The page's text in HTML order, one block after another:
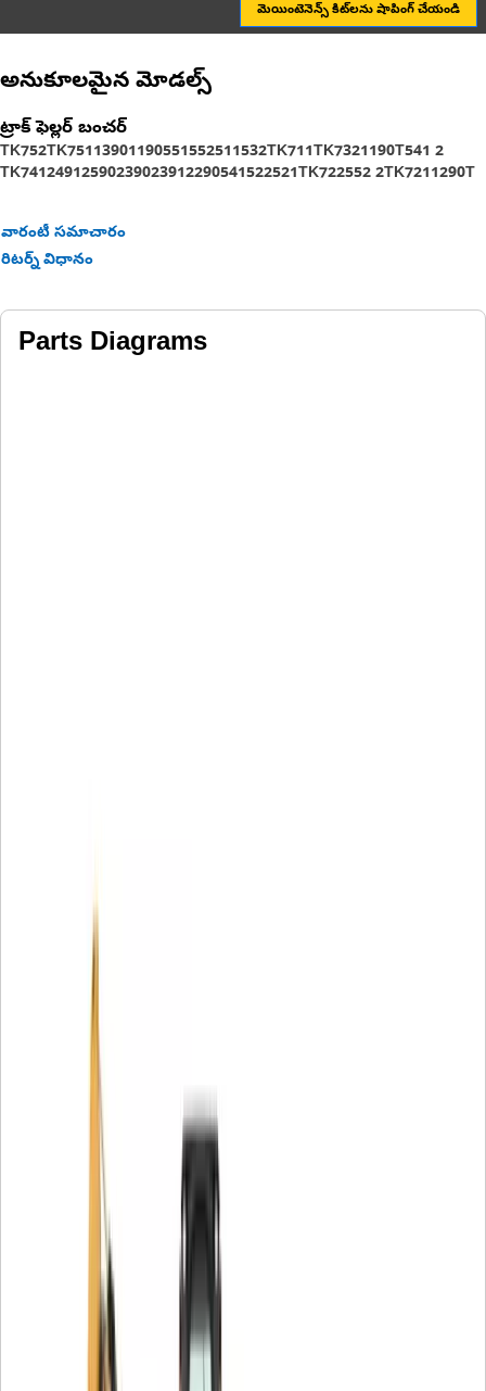
మెయింటెనెన్స్ కిట్‌లను షాపింగ్ చేయండి
అనుకూలమైన మోడల్స్
ట్రాక్ ఫెల్లర్ బంచర్
TK752TK75113901190551552511532TK711TK7321190T541 2
TK74124912590239023912290541522521TK722552 2TK7211290T
వారంటీ సమాచారం
రిటర్న్ విధానం
Parts Diagrams